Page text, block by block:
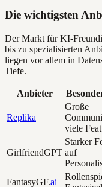
Die wichtigsten
Der Markt für KI-
bis zu spezialisierten
liegen vor allem in
Tiefe.
Anbieter
Replika
Große
viele
GirlfriendGPT
Starker
auf
FantasyGF.ai